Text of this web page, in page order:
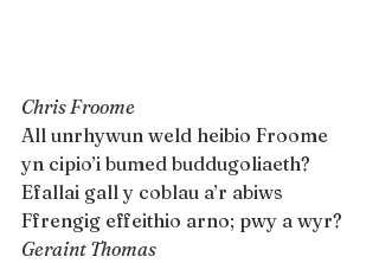
Chris Froome
All unrhywun weld heibio Froome
yn cipio’i bumed buddugoliaeth?
Efallai gall y coblau a’r abiws
Ffrengig effeithio arno; pwy a wyr?
Geraint Thomas